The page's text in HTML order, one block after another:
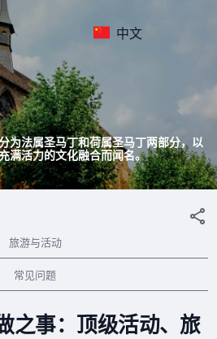
中文
为法属圣马丁和荷属圣马丁两部分，以
满活力的文化融合而闻名。
旅游与活动
常见问题
之事：顶级活动、旅